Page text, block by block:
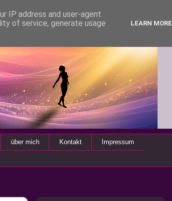
über mich Kontakt Impressum
IP address and user-agent
of service, generate usage
LEARN MORE